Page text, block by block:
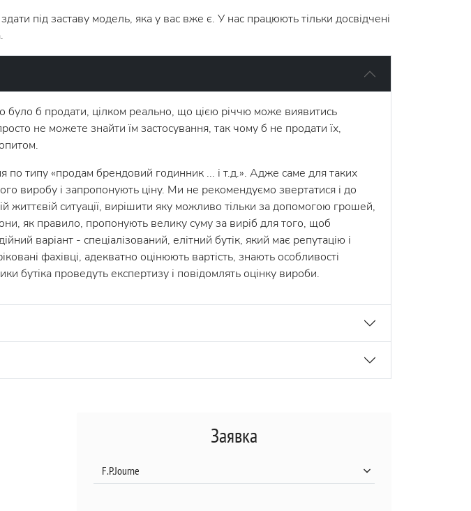
під заставу модель, яка у вас вже є. У нас працюють тільки досвідчені
б продати, цілком реально, що цією річчю може виявитись
не можете знайти їм застосування, так чому б не продати їх,
типу «продам брендовий годинник ... і т.д.». Адже саме для таких
виробу і запропонують ціну. Ми не рекомендуємо звертатися і до
ситуації, вирішити яку можливо тільки за допомогою грошей,
як правило, пропонують велику суму за виріб для того, щоб
варіант - спеціалізований, елітний бутік, який має репутацію і
фахівці, адекватно оцінюють вартість, знають особливості
бутіка проведуть експертизу і повідомлять оцінку вироби.
Заявка